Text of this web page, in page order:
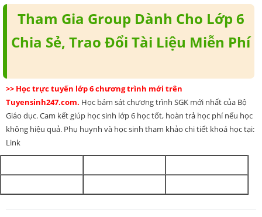
Tham Gia Group Dành Cho Lớp 6
Chia Sẻ, Trao Đổi Tài Liệu Miễn Phí
>> Học trực tuyến lớp 6 chương trình mới trên
Tuyensinh247.com. Học bám sát chương trình SGK mới nhất của Bộ
Giáo dục. Cam kết giúp học sinh lớp 6 học tốt, hoàn trả học phí nếu học
không hiệu quả. Phụ huynh và học sinh tham khảo chi tiết khoá học tại:
Link